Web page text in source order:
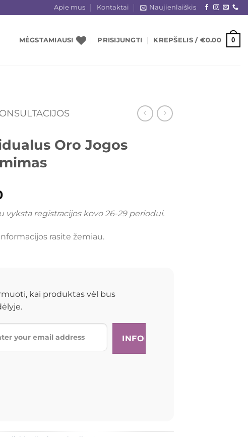
Apie mus Kontaktai Naujienlaiškis
MĖGSTAMIAUSI PRISIJUNGTI KREPŠELIS / €0.00 0
Oro Jogos
vyksta registracijos kovo 26-29 periodui.
rasite žemiau.
kai produktas vėl bus